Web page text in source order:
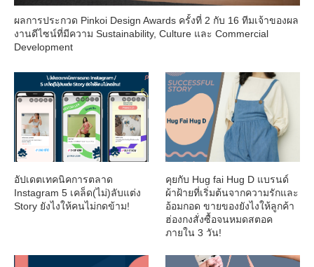
ผลการประกวด Pinkoi Design Awards ครั้งที่ 2 กับ 16 ทีมเจ้าของผล
งานดีไซน์ที่มีความ Sustainability, Culture และ Commercial
Development
อัปเดตเทคนิคการตลาด
Instagram 5 เคล็ด(ไม่)ลับแต่ง
Story ยังไงให้คนไม่กดข้าม!
คุยกับ Hug fai Hug D แบรนด์
ผ้าฝ้ายที่เริ่มต้นจากความรักและ
อ้อมกอด ขายของยังไงให้ลูกค้า
ฮ่องกงสั่งซื้อจนหมดสตอค
ภายใน 3 วัน!